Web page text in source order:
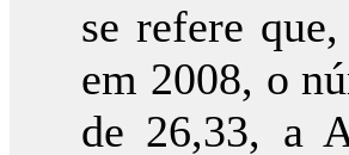
se refere
em 2008, o
de 26,33, a